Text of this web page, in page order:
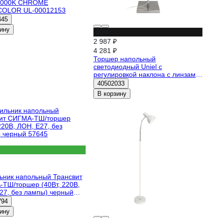
CHROME
UL-00012153
2 987 ₽
4 281 ₽
Торшер напольный
светодиодный Uniel c
регулировкой наклона с линзами
сменные светофильтры в
комплекте ULM-T640
3x2W/3000K CHROME
40502033
В корзину
напольный Трансвит
торшер (40Вт, 220В,
без лампы) черный